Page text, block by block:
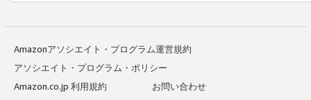
Amazonアソシエイト・プログラム運営規約
アソシエイト・プログラム・ポリシー
Amazon.co.jp 利用規約
お問い合わせ